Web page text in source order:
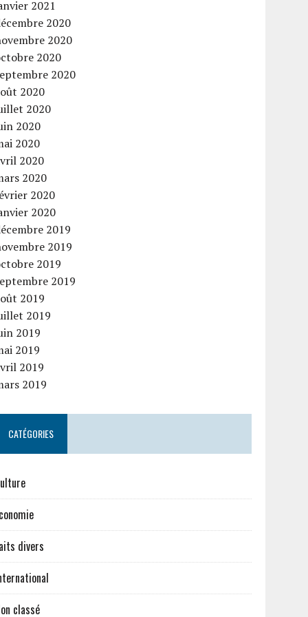
2021
2020
2020
2020
2020
2020
2020
2020
2020
2020
2020
2020
2020
2019
2019
2019
2019
2019
2019
2019
2019
2019
2019
CATÉGORIES
divers
classé